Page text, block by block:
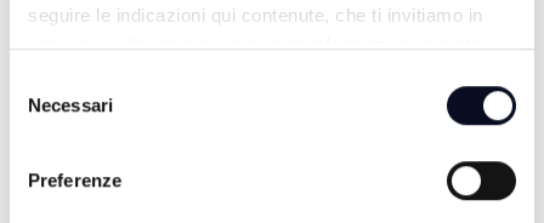
seguire le indicazioni qui contenute, che ti invitiamo in
ogni caso a leggere per maggiori informazioni in materia
delNecessari
Preferenze